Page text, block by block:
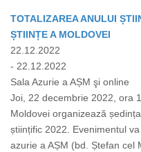
TOTALIZAREA ANULUI
ȘTIINȚE A MOLDOVEI
22.12.2022
- 22.12.2022
Sala Azurie a AȘM şi online
Joi, 22 decembrie 2022, ora
Moldovei organizează
științific 2022. Evenimentul
azurie a AȘM (bd. Ștefan cel